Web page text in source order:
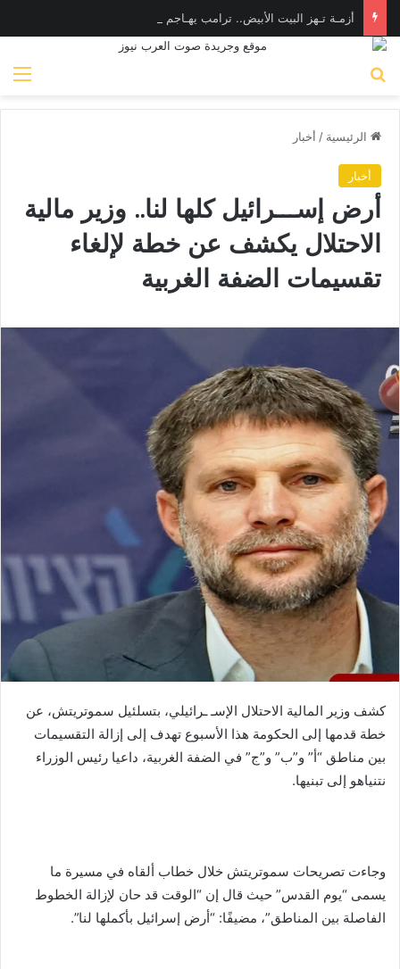
الرئيسية / أخبار
أخبار
أرض إســـرائيل كلها لنا.. وزير مالية
الاحتلال يكشف عن خطة لإلغاء
تقسيمات الضفة الغربية
كشف وزير المالية الاحتلال الإسـ ـرائيلي، بتسلئيل سموتريتش، عن
خطة قدمها إلى الحكومة هذا الأسبوع تهدف إلى إزالة التقسيمات
بين مناطق “أ” و”ب” و”ج” في الضفة الغربية، داعيا رئيس الوزراء
نتنياهو إلى تبنيها.
وجاءت تصريحات سموتريتش خلال خطاب ألقاه في مسيرة ما
يسمى “يوم القدس” حيث قال إن “الوقت قد حان لإزالة الخطوط
الفاصلة بين المناطق”، مضيفًا: “أرض إسرائيل بأكملها لنا”.